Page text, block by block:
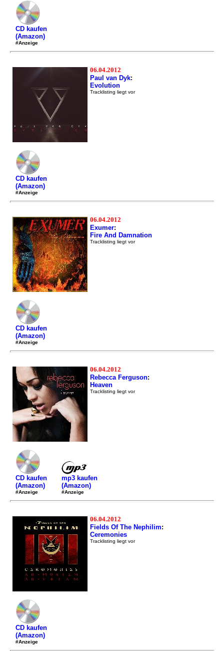
CD kaufen
(Amazon)
#Anzeige
06.04.2012
Paul van Dyk:
Evolution
Tracklisting liegt vor
CD kaufen
(Amazon)
#Anzeige
06.04.2012
Exumer:
Fire And Damnation
Tracklisting liegt vor
CD kaufen
(Amazon)
#Anzeige
06.04.2012
Rebecca Ferguson:
Heaven
Tracklisting liegt vor
CD kaufen
(Amazon)
#Anzeige
mp3 kaufen
(Amazon)
#Anzeige
06.04.2012
Fields Of The Nephilim:
Ceremonies
Tracklisting liegt vor
CD kaufen
(Amazon)
#Anzeige